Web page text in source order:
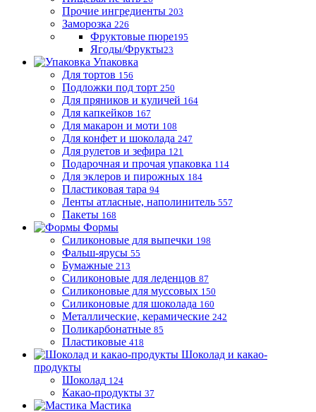
Прочие ингредиенты 203
Заморозка 226
Фруктовые пюре195
Ягоды/Фрукты23
Упаковка
Для тортов 156
Подложки под торт 250
Для пряников и куличей 164
Для капкейков 167
Для макарон и моти 108
Для конфет и шоколада 247
Для рулетов и зефира 121
Подарочная и прочая упаковка 114
Для эклеров и пирожных 184
Пластиковая тара 94
Ленты атласные, наполинитель 557
Пакеты 168
Формы
Силиконовые для выпечки 198
Фальш-ярусы 55
Бумажные 213
Силиконовые для леденцов 87
Силиконовые для муссовых 150
Силиконовые для шоколада 160
Металлические, керамические 242
Поликарбонатные 85
Пластиковые 418
Шоколад и какао-
продукты
Шоколад 124
Какао-продукты 37
Мастика